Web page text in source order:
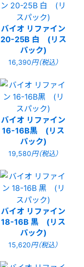
バイオ リファイン
20-25B 白 (リス
パック)
16,390円（税込）
バイオ リファイン
16-16B黒 (リス
パック)
19,580円（税込）
バイオ リファイン
18-16B 黒 (リス
パック)
15,620円（税込）